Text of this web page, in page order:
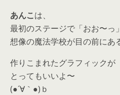
あんこは、
最初のステージで「おお〜っ
想像の魔法学校が目の前にあ
作りこまれたグラフィックが
とってもいいよ〜
(●´∀｀●)ｂ